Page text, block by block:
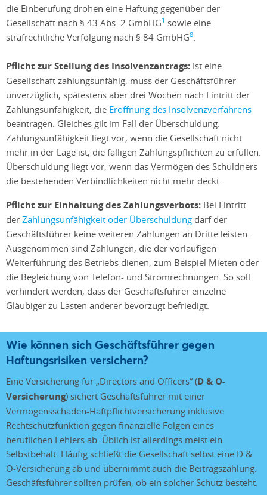
die Einberufung drohen eine Haftung gegenüber der
Gesellschaft nach § 43 Abs. 2 GmbHG1 sowie eine
strafrechtliche Verfolgung nach § 84 GmbHG8
Pflicht zur Stellung des Insolvenzantrags: Ist eine
Gesellschaft zahlungsunfähig, muss der Geschäftsführer
unverzüglich, spätestens aber drei Wochen nach Eintritt der
Zahlungsunfähigkeit, die Eröffnung des Insolvenzverfahrens
beantragen. Gleiches gilt im Fall der Überschuldung.
Zahlungsunfähigkeit liegt vor, wenn die Gesellschaft nicht
mehr in der Lage ist, die fälligen Zahlungspflichten zu erfüllen.
Überschuldung liegt vor, wenn das Vermögen des Schuldners
die bestehenden Verbindlichkeiten nicht mehr deckt.
Pflicht zur Einhaltung des Zahlungsverbots: Bei Eintritt
der Zahlungsunfähigkeit oder Überschuldung darf der
Geschäftsführer keine weiteren Zahlungen an Dritte leisten.
Ausgenommen sind Zahlungen, die der vorläufigen
Weiterführung des Betriebs dienen, zum Beispiel Mieten oder
die Begleichung von Telefon- und Stromrechnungen. So soll
verhindert werden, dass der Geschäftsführer einzelne
Gläubiger zu Lasten anderer bevorzugt befriedigt.
Wie können sich Geschäftsführer gegen
Haftungsrisiken versichern?
Eine Versicherung für „Directors and Officers“ (D & O-
Versicherung) sichert Geschäftsführer mit einer
Vermögensschaden-Haftpflichtversicherung inklusive
Rechtschutzfunktion gegen finanzielle Folgen eines
beruflichen Fehlers ab. Üblich ist allerdings meist ein
Selbstbehalt. Häufig schließt die Gesellschaft selbst eine D &
O-Versicherung ab und übernimmt auch die Beitragszahlung.
Geschäftsführer sollten prüfen, ob ein solcher Schutz besteht.